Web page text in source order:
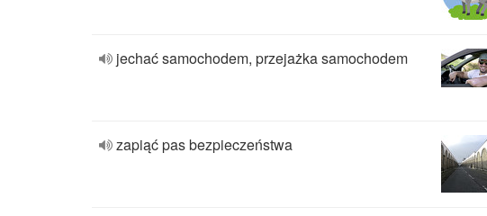
jechać samochodem, przejażka samochodem
zapiąć pas bezpieczeństwa